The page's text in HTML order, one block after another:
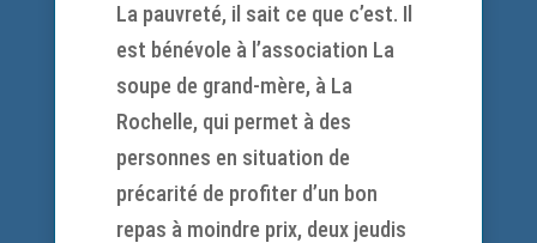
La pauvreté, il sait ce que c’est. Il
est bénévole à l’association La
soupe de grand-mère, à La
Rochelle, qui permet à des
personnes en situation de
précarité de profiter d’un bon
repas à moindre prix, deux jeudis